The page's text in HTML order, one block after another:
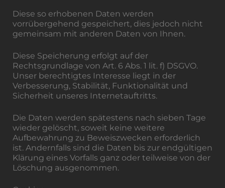
Diese so erhobenen Daten werden
vorrübergehend gespeichert, dies jedoch nicht
gemeinsam mit anderen Daten von Ihnen.
Diese Speicherung erfolgt auf der
Rechtsgrundlage von Art. 6 Abs. 1 lit. f) DSGVO.
Unser berechtigtes Interesse liegt in der
Verbesserung, Stabilität, Funktionalität und
Sicherheit unseres Internetauftritts.
Die Daten werden spätestens nach sieben Tage
wieder gelöscht, soweit keine weitere
Aufbewahrung zu Beweiszwecken erforderlich
ist. Andernfalls sind die Daten bis zur endgültigen
Klärung eines Vorfalls ganz oder teilweise von der
Löschung ausgenommen.